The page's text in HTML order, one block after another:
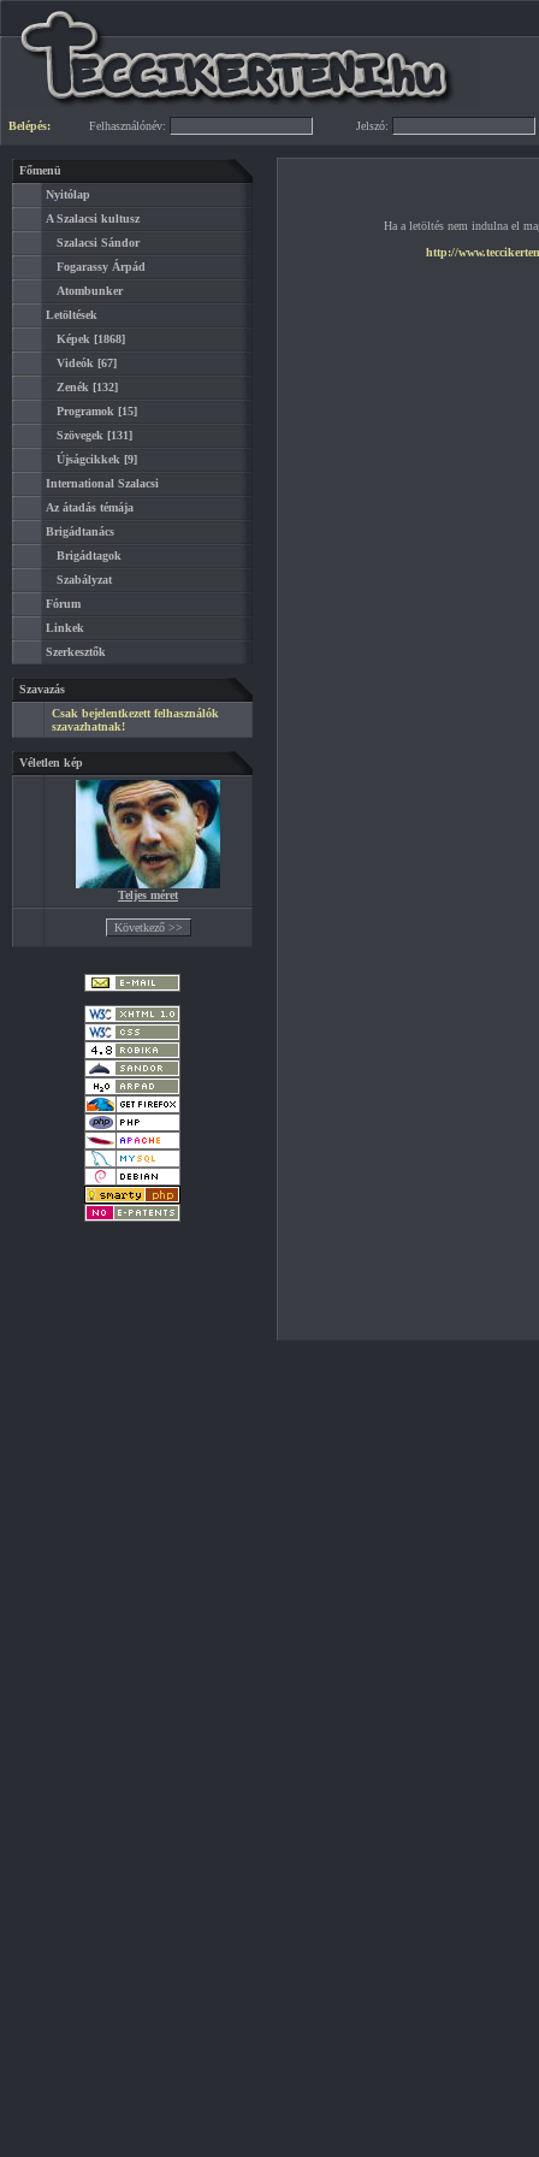
Belépés: Felhasználónév: Jelszó:
Főmenü
Nyitólap
A Szalacsi kultusz
Szalacsi Sándor
Fogarassy Árpád
Atombunker
Letöltések
Képek [1868]
Videók [67]
Zenék [132]
Programok [15]
Szövegek [131]
Újságcikkek [9]
International Szalacsi
Az átadás témája
Brigádtanács
Brigádtagok
Szabályzat
Fórum
Linkek
Szerkesztők
Szavazás
Csak bejelentkezett felhasználók
szavazhatnak!
Véletlen kép
Teljes méret
Ha a letöltés nem indulna el
http://